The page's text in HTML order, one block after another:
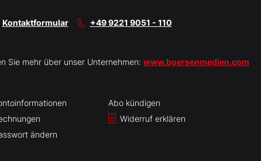
Kontaktformular +49 9221 9051 - 110
Sie mehr über unser Unternehmen: www.boersenmedien.com
ändern
Abo kündigen
Widerruf erklären